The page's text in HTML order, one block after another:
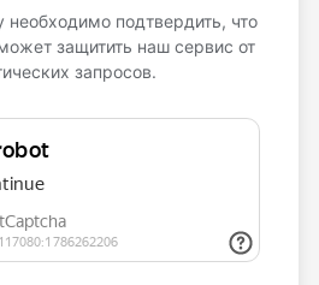
необходимо подтвердить, что
защитить наш сервис от
запросов.